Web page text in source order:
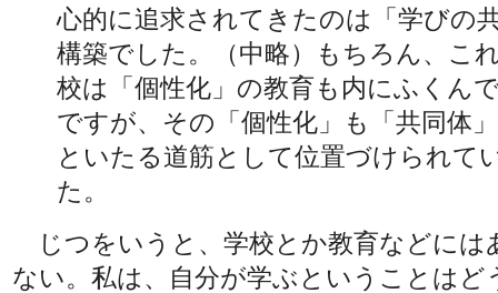
心的に追求されてきたのは「学びの
構築でした。（中略）もちろん、こ
校は「個性化」の教育も内にふくん
ですが、その「個性化」も「共同体
といたる道筋として位置づけられて
た。
じつをいうと、学校とか教育などには
ない。私は、自分が学ぶということはど